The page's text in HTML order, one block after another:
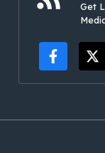
Get